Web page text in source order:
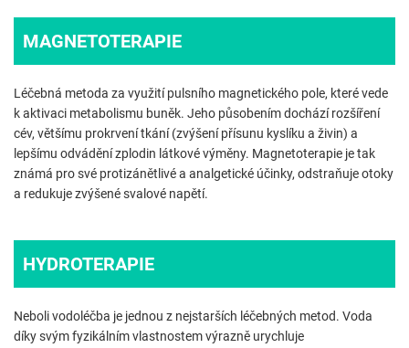
MAGNETOTERAPIE
Léčebná metoda za využití pulsního magnetického pole, které vede
k aktivaci metabolismu buněk. Jeho působením dochází rozšíření
cév, většímu prokrvení tkání (zvýšení přísunu kyslíku a živin) a
lepšímu odvádění zplodin látkové výměny. Magnetoterapie je tak
známá pro své protizánětlivé a analgetické účinky, odstraňuje otoky
a redukuje zvýšené svalové napětí.
HYDROTERAPIE
Neboli vodoléčba je jednou z nejstarších léčebných metod. Voda
díky svým fyzikálním vlastnostem výrazně urychluje